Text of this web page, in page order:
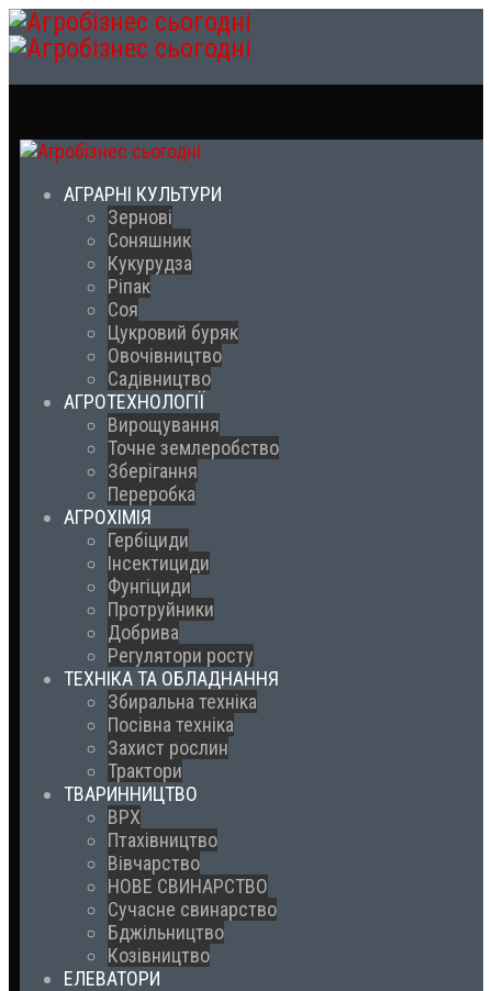
АГРАРНІ КУЛЬТУРИ
Зернові
Соняшник
Кукурудза
Ріпак
Соя
Цукровий буряк
Овочівництво
Садівництво
АГРОТЕХНОЛОГІЇ
Вирощування
Точне землеробство
Зберігання
Переробка
АГРОХІМІЯ
Гербіциди
Інсектициди
Фунгіциди
Протруйники
Добрива
Регулятори росту
ТЕХНІКА ТА ОБЛАДНАННЯ
Збиральна техніка
Посівна техніка
Захист рослин
Трактори
ТВАРИННИЦТВО
ВРХ
Птахівництво
Вівчарство
НОВЕ СВИНАРСТВО
Сучасне свинарство
Бджільництво
Козівництво
ЕЛЕВАТОРИ